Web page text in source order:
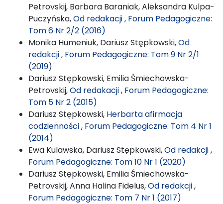
Petrovskij, Barbara Baraniak, Aleksandra Kulpa-
Puczyńska,Od redakacji, Forum Pedagogiczne:
Tom 6 Nr 2/2 (2016)
Monika Humeniuk, Dariusz Stępkowski,Od
redakcji, Forum Pedagogiczne: Tom 9 Nr 2/1
(2019)
Dariusz Stępkowski, Emilia Śmiechowska-
Petrovskij,Od redakacji, Forum Pedagogiczne:
Tom 5 Nr 2 (2015)
Dariusz Stępkowski, Herbarta afirmacja
codzienności, Forum Pedagogiczne: Tom 4 Nr 1
(2014)
Ewa Kulawska, Dariusz Stępkowski,Od redakcji,
Forum Pedagogiczne: Tom 10 Nr 1 (2020)
Dariusz Stępkowski, Emilia Śmiechowska-
Petrovskij, Anna Halina Fidelus,Od redakcji,
Forum Pedagogiczne: Tom 7 Nr 1 (2017)